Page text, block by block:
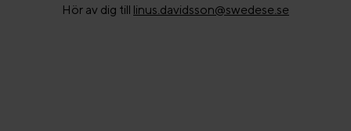
Hör av dig till linus.davidsson@swedese.se